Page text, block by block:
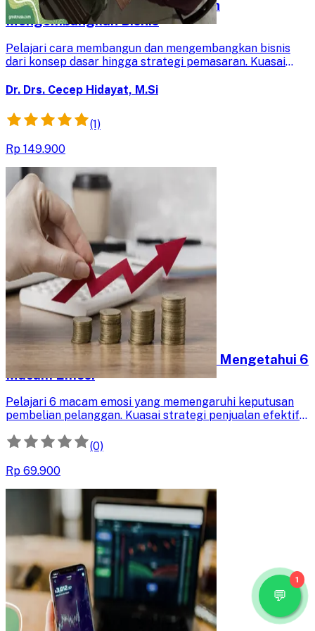
Langkah Sukses Membangun dan
Mengembangkan Bisnis
Pelajari cara membangun dan mengembangkan bisnis
dari konsep dasar hingga strategi pemasaran. Kuasai
untuk meraih kesuksesan bisnis yang efektif.
Dr. Drs. Cecep Hidayat, M.Si
(1)
Rp 149.900
Meningkatkan Penjualan dengan Mengetahui 6
Macam Emosi
Pelajari 6 macam emosi yang memengaruhi keputusan
pembelian pelanggan. Kuasai strategi penjualan efektif
penjualan produk Anda.
(0)
Rp 69.900
1